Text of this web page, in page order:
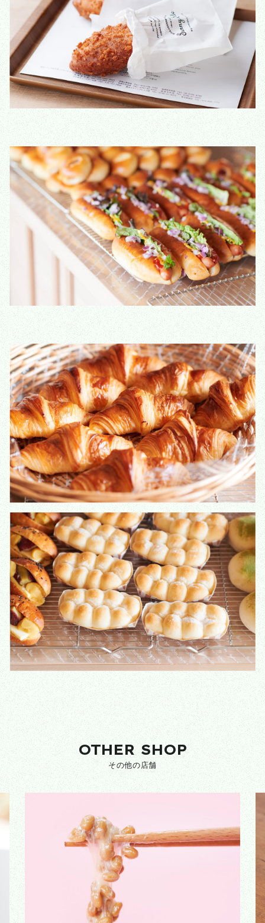
OTHER SHOP
その他の店舗